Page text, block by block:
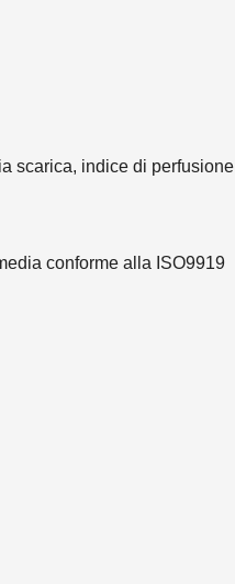
scarica, indice di perfusione
conforme alla ISO9919